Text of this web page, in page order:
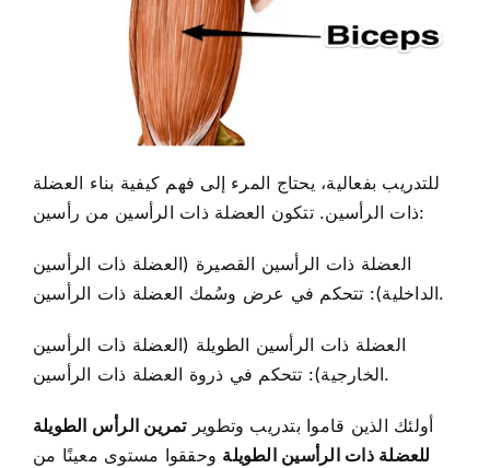
للتدريب بفعالية، يحتاج المرء إلى فهم كيفية بناء العضلة
ذات الرأسين. تتكون العضلة ذات الرأسين من رأسين:
العضلة ذات الرأسين القصيرة (العضلة ذات الرأسين
الداخلية): تتحكم في عرض وسُمك العضلة ذات الرأسين.
العضلة ذات الرأسين الطويلة (العضلة ذات الرأسين
الخارجية): تتحكم في ذروة العضلة ذات الرأسين.
أولئك الذين قاموا بتدريب وتطويرتمرين الرأس الطويلة
للعضلة ذات الرأسين الطويلة وحققوا مستوى معينًا من